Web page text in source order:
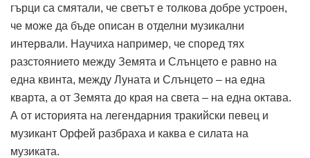
гърци са смятали, че светът е толкова добре устроен,
че може да бъде описан в отделни музикални
интервали. Научиха например, че според тях
разстоянието между Земята и Слънцето е равно на
една квинта, между Луната и Слънцето – на една
кварта, а от Земята до края на света – на една октава.
А от историята на легендарния тракийски певец и
музикант Орфей разбраха и каква е силата на
музиката.